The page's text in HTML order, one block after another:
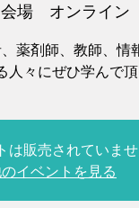
会場 オンライン
薬剤師、教師、情
々にぜひ学んで頂
は販売されていま
イベントを見る